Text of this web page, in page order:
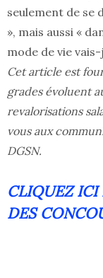
seulement de se
», mais aussi «
mode de vie
Cet article est
grades évoluent
revalorisations
vous aux
DGSN.
CLIQUEZ ICI
DES